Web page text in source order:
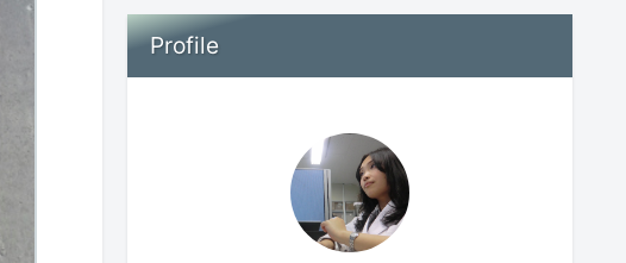
親の孤立と子供の孤立〜
オンラインイベントを振
り返って〜
息子のIQ：2回目の
場面緘黙児は頭がいい？
息子のIQ：2回目の
WISC-IV検査
Profile